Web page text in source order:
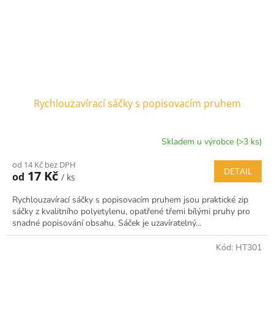
Rychlouzavírací sáčky s popisovacím pruhem
Skladem u výrobce (>3 ks)
od 14 Kč bez DPH
od 17 Kč / ks
DETAIL
Rychlouzavírací sáčky s popisovacím pruhem jsou praktické zip
sáčky z kvalitního polyetylenu, opatřené třemi bílými pruhy pro
snadné popisování obsahu. Sáček je uzavíratelný...
Kód: HT301